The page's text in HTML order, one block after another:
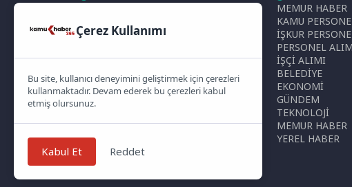
Telif Hakları Politikası
MEMUR HABER
KAMU
İŞKUR
PERSONEL
İŞÇİ ALIMI
BELEDİYE
EKONOMİ
GÜNDEM
TEKNOLOJİ
MEMUR HABER
YEREL HABER
Çerez Kullanımı
Bu site, kullanıcı deneyimini geliştirmek için çerezleri
kullanmaktadır. Devam ederek bu çerezleri kabul
etmiş olursunuz.
Kabul Et Reddet